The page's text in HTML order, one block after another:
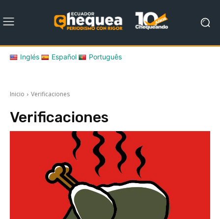
Inglés Español Português
Inicio Verificaciones
Verificaciones